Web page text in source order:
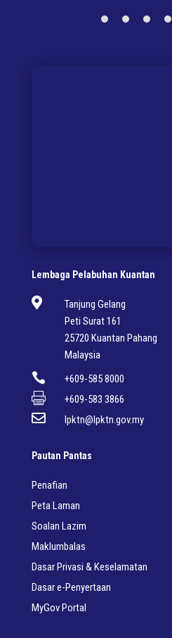
Lembaga Pelabuhan Kuantan

Tanjung Gelang
Peti Surat 161
25720 Kuantan Pahang
Malaysia
 +609-585 8000
 +609-583 3866
 lpktn@lpktn.gov.my
Pautan Pantas
Penafian
Peta Laman
Soalan Lazim
Maklumbalas
Dasar Privasi & Keselamatan
Dasar e-Penyertaan
MyGov Portal